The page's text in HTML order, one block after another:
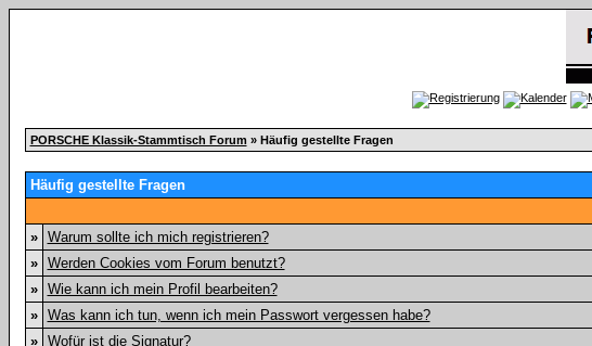
PORSCHE Klassik-Stammtisch Forum » Häufig gestellte Fragen
Häufig gestellte Fragen
»
Warum sollte ich mich registrieren?
»
Werden Cookies vom Forum benutzt?
»
Wie kann ich mein Profil bearbeiten?
»
Was kann ich tun, wenn ich mein Passwort vergessen habe?
»
Wofür ist die Signatur?